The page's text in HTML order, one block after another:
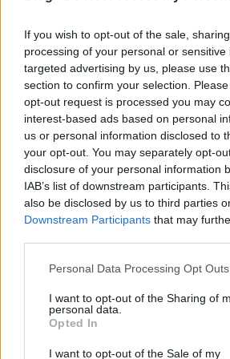
If you wish to opt-out of the sale,
processing of your personal or
targeted advertising by us, please use
section to confirm your selection.
opt-out request is processed you may
interest-based ads based on personal
us or personal information disclosed to
your opt-out. You may separately opt-
disclosure of your personal information
IAB’s list of downstream participants.
also be disclosed by us to third parties
Downstream Participants that may
Please note that this website/app uses
not limited to your visit or usage
grant or deny consent to Google and its
use your data for below specified
consent section.
Personal Data Processing Opt Outs
I want to opt-out of the Sharing of
personal data.
Opted In
I want to opt-out of the Sale of my
fegyvernem létrehozása volt,
Mumifikálás az ókori
2017. március 02.